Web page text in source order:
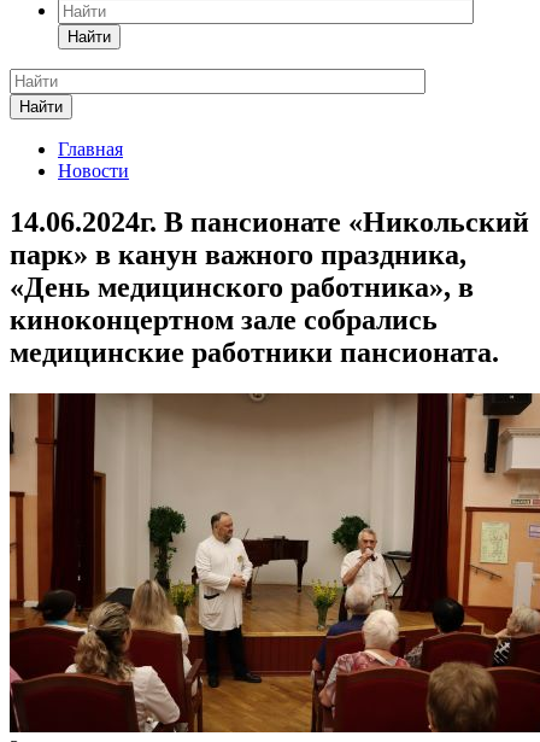
Найти
Найти
Главная
Новости
14.06.2024г. В пансионате «Никольский
парк» в канун важного праздника,
«День медицинского работника», в
киноконцертном зале собрались
медицинские работники пансионата.